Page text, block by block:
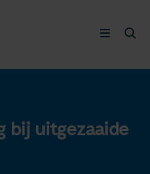
bij uitgezaaide